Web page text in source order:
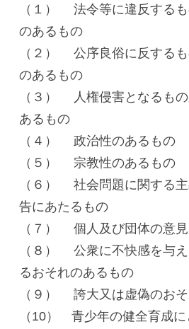
（１） 法令等に違反する
のあるもの
（２） 公序良俗に反する
のあるもの
（３） 人権侵害となるも
あるもの
（４） 政治性のあるもの
（５） 宗教性のあるもの
（６） 社会問題に関する
告にあたるもの
（７） 個人及び団体の意
（８） 公衆に不快感を与え
るおそれのあるもの
（９） 誇大又は虚偽のお
（10） 青少年の健全育成